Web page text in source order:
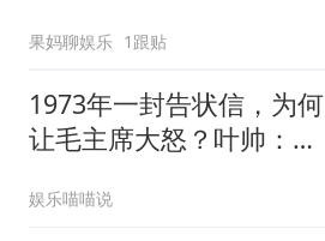
果妈聊娱乐 1跟贴
1973年一封告状信，为何
让毛主席大怒？叶帅：杀
娱乐喵喵说